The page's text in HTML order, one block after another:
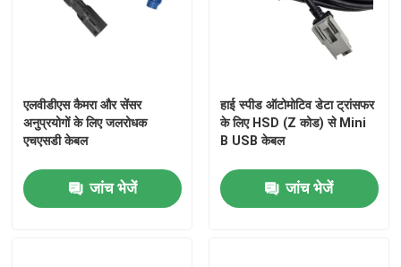
गुणवत्ता नियंत्रण
एक उद्धरण की विनती करे
फकरा एचएसडी कनेक्टर
एलवीडीएस कैमरा और सेंसर
अनुप्रयोगों के लिए जलरोधक
एचएसडी केबल
जांच भेजें
हाई स्पीड ऑटोमोटिव डेटा ट्रांसफर
के लिए HSD (Z कोड) से Mini
B USB केबल
जांच भेजें